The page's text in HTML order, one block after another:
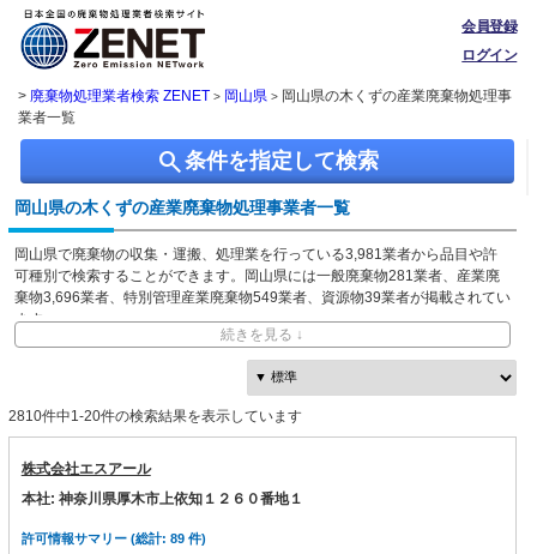
会員登録
ログイン
> 廃棄物処理業者検索 ZENET > 岡山県 > 岡山県の木くずの産業廃棄物処理事
業者一覧
search条件を指定して検索
岡山県の木くずの産業廃棄物処理事業者一覧
岡山県で廃棄物の収集・運搬、処理業を行っている3,981業者から品目や許
可種別で検索することができます。岡山県には一般廃棄物281業者、産業廃
棄物3,696業者、特別管理産業廃棄物549業者、資源物39業者が掲載されてい
ます。
ZENETでは独自に収集した、本社・事業所の所在地、都道府県や市区町村ご
との取り扱い品目情報を無料で閲覧できます。
続きを見る ↓
2810件中1-20件の検索結果を表示しています
株式会社エスアール
本社: 神奈川県厚木市上依知１２６０番地１
許可情報サマリー (総計: 89 件)